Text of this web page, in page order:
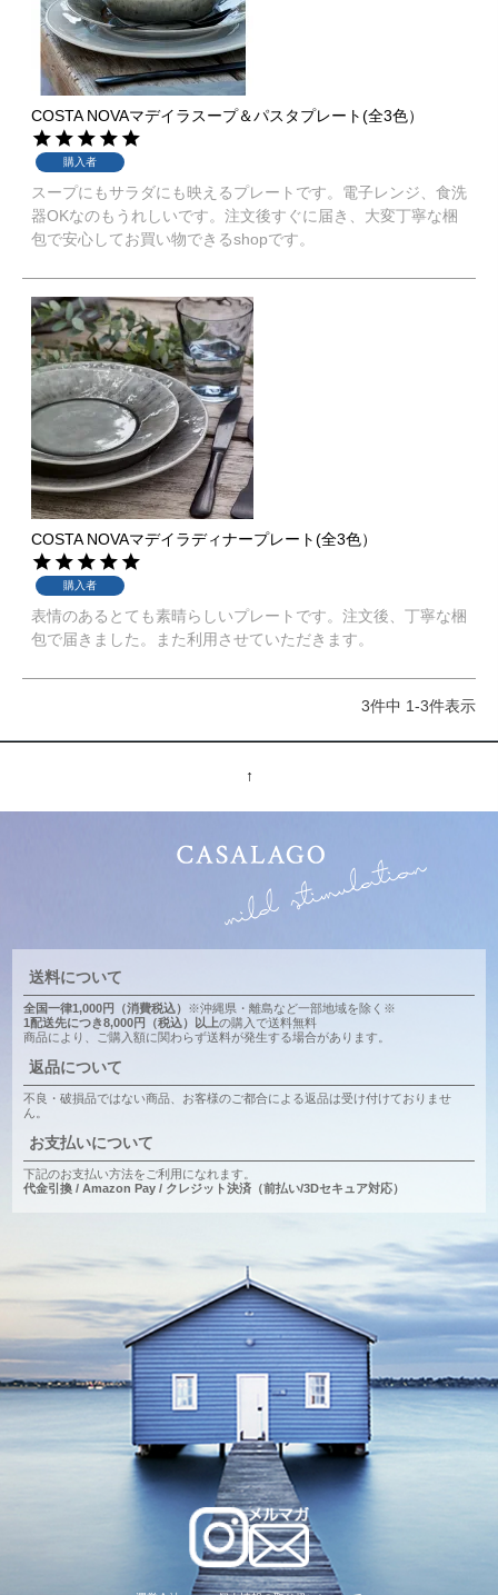
COSTA NOVAマデイラスープ＆パスタプレート(全3色）
購入者
スープにもサラダにも映えるプレートです。電子レンジ、食洗
器OKなのもうれしいです。注文後すぐに届き、大変丁寧な梱
包で安心してお買い物できるshopです。
COSTA NOVAマデイラディナープレート(全3色）
購入者
表情のあるとても素晴らしいプレートです。注文後、丁寧な梱
包で届きました。また利用させていただきます。
3件中 1-3件表示
↑
送料について
全国一律1,000円（消費税込） ※沖縄県・離島など一部地域を除く※
1配送先につき8,000円（税込）以上の購入で送料無料
商品により、ご購入額に関わらず送料が発生する場合があります。
返品について
不良・破損品ではない商品、お客様のご都合による返品は受け付けておりませ
ん。
お支払いについて
下記のお支払い方法をご利用になれます。
代金引換 / Amazon Pay / クレジット決済（前払い/3Dセキュア対応）